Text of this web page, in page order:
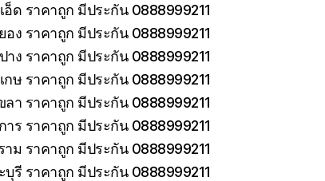
ด ราคาถูก มีประกัน 0888999211
ง ราคาถูก มีประกัน 0888999211
ง ราคาถูก มีประกัน 0888999211
ษ ราคาถูก มีประกัน 0888999211
า ราคาถูก มีประกัน 0888999211
ร ราคาถูก มีประกัน 0888999211
ม ราคาถูก มีประกัน 0888999211
รี ราคาถูก มีประกัน 0888999211